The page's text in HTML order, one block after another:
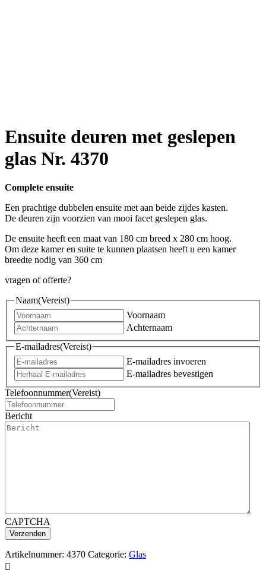
Ensuite deuren met geslepen
glas Nr. 4370
Complete ensuite
Een prachtige dubbelen ensuite met aan beide zijdes kasten.
De deuren zijn voorzien van mooi facet geslepen glas.
De ensuite heeft een maat van 180 cm breed x 280 cm hoog.
Om deze kamer en suite te kunnen plaatsen heeft u een kamer
breedte nodig van 360 cm
vragen of offerte?
Naam(Vereist)
Voornaam
Achternaam
E-mailadres(Vereist)
E-mailadres invoeren
E-mailadres bevestigen
Telefoonnummer(Vereist)
Bericht
CAPTCHA
Artikelnummer: 4370 Categorie: Glas
